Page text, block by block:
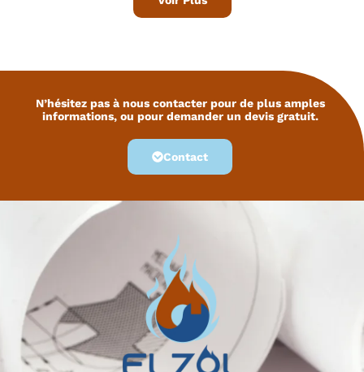
N’hésitez pas à nous contacter pour de plus amples
informations, ou pour demander un devis gratuit.
Contact